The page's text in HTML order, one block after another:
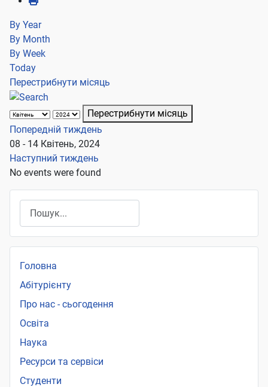
By Year
By Month
By Week
Today
Перестрибнути місяць
Перестрибнути місяць
Попередній тиждень
08 - 14 Квітень, 2024
Наступний тиждень
No events were found
Головна
Абітурієнту
Про нас - сьогодення
Освіта
Наука
Ресурси та сервіси
Студенти